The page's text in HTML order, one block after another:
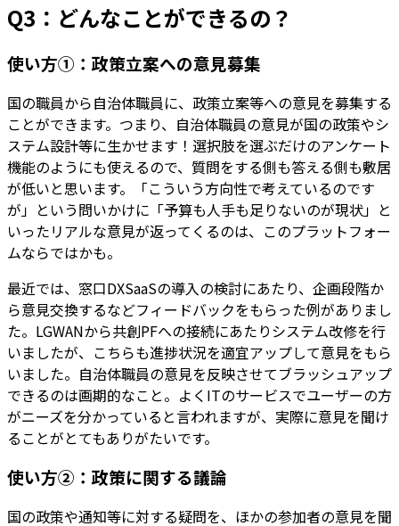
Q3：どんなことができるの？
使い方①：政策立案への意見募集
国の職員から自治体職員に、政策立案等への意見を募集する
ことができます。つまり、自治体職員の意見が国の政策やシ
ステム設計等に生かせます！選択肢を選ぶだけのアンケート
機能のようにも使えるので、質問をする側も答える側も敷居
が低いと思います。「こういう方向性で考えているのです
が」という問いかけに「予算も人手も足りないのが現状」と
いったリアルな意見が返ってくるのは、このプラットフォー
ムならではかも。
最近では、窓口DXSaaSの導入の検討にあたり、企画段階か
ら意見交換するなどフィードバックをもらった例がありまし
た。LGWANから共創PFへの接続にあたりシステム改修を行
いましたが、こちらも進捗状況を適宜アップして意見をもら
いました。自治体職員の意見を反映させてブラッシュアップ
できるのは画期的なこと。よくITのサービスでユーザーの方
がニーズを分かっていると言われますが、実際に意見を聞け
ることがとてもありがたいです。
使い方②：政策に関する議論
国の政策や通知等に対する疑問を、ほかの参加者の意見を聞